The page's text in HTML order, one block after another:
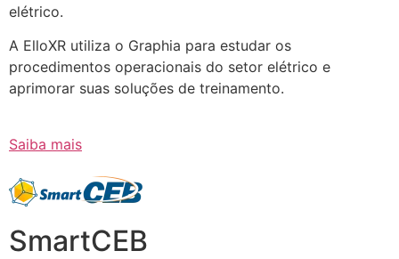
elétrico.
A ElloXR utiliza o Graphia para estudar os
procedimentos operacionais do setor elétrico e
aprimorar suas soluções de treinamento.
Saiba mais
SmartCEB